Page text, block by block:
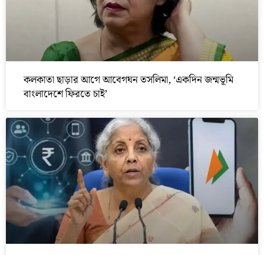
কলকাতা ছাড়ার আগে আবেগঘন তসলিমা, ‘একদিন জন্মভূমি
বাংলাদেশে ফিরতে চাই’